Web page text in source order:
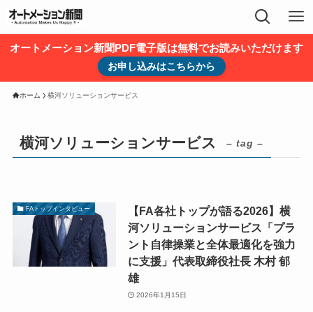
オートメーション新聞PDF電子版は無料でお読みいただけます
お申し込みはこちらから
ホーム 横河ソリューションサービス
横河ソリューションサービス – tag –
FAトップインタビュー
【FA各社トップが語る2026】横
河ソリューションサービス「プラ
ント自律操業と全体最適化を強力
に支援」代表取締役社長 木村 郁
雄
2026年1月15日